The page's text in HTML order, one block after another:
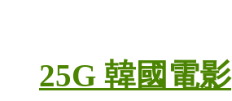
25G 韓國電影